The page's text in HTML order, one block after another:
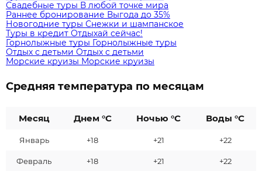
Свадебные туры В любой точке мира
Раннее бронирование Выгода до 35%
Новогодние туры Снежки и шампанское
Туры в кредит Отдыхай сейчас!
Горнолыжные туры Горнолыжные туры
Отдых с детьми Отдых с детьми
Морские круизы Морские круизы
Средняя температура по месяцам
Месяц Днем °C Ночью °C Воды °C
Январь +18 +21 +22
Февраль +18 +21 +22